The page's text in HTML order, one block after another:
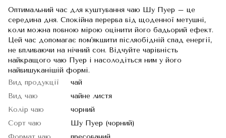
Оптимальний час для куштування чаю Шу Пуер – це
середина дня. Спокійна перерва від щоденної метушні,
коли можна повною мірою оцінити його бадьорий ефект.
Цей час допомагає пом'якшити післяобідній спад енергії,
не впливаючи на нічний сон. Відчуйте чарівність
найкращого чаю Пуер і насолодіться ним у його
найвишуканішій формі.
Вид продукції
чай
Вид чаю
чайне листя
Колір чаю
чорний
Сорт чаю
Шу Пуер (чорний)